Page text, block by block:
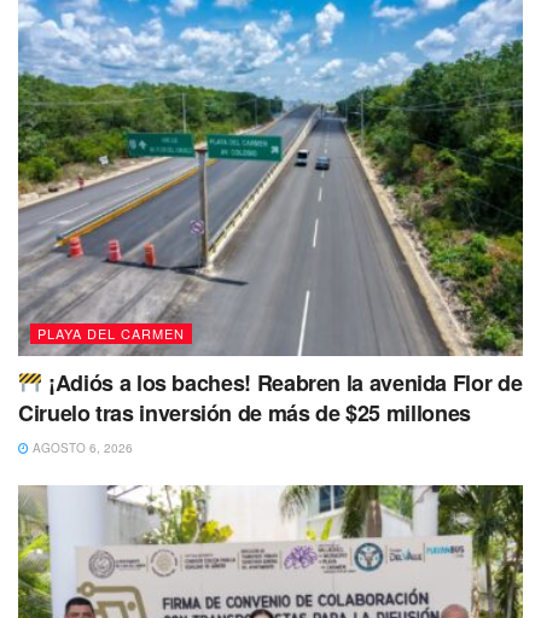
se diviertan y se formen como ciudadanos
responsables”, destacó Mercado tras
recorrer el aula móvil, equipada como centro
interactivo de aprendizaje.
Este proyecto forma parte delNuevo Acuerdo por el
Bienestar y Desarrollo, impulsado por la gobernadora
Mara Lezamay respaldado por la visión humanista de la
presidentaClaudia Sheinbaum
, sumando esfuerzos entre
gobierno e iniciativa privada para construir una ciudad más
justa, segura y empática.
PLAYA DEL CARMEN
¡Adiós a los baches! Reabren la avenida Flor de
Ciruelo tras inversión de más de $25 millones
AGOSTO 6, 2026